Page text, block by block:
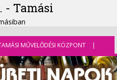
- Tamási
MŰVELŐDÉSI KÖZPONT
|